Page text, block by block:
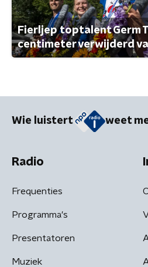
Fierljep toptalent Germ
centimeter verwijderd
Wie luistert weet
Radio
Frequenties
Programma's
Presentatoren
Muziek